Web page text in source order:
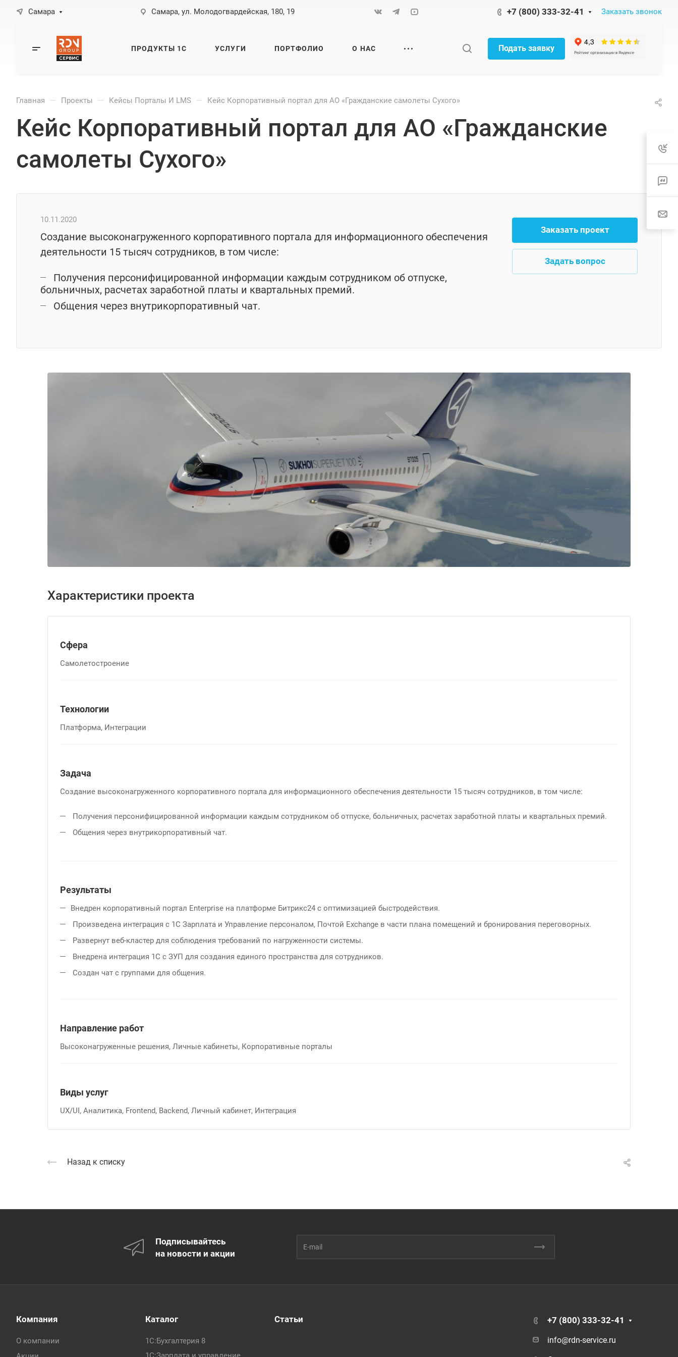
Самара Самара, ул. Молодогвардейская, 180, 19 +7 (800) 333-32-41 Заказать звонок
ПРОДУКТЫ 1С УСЛУГИ ПОРТФОЛИО О НАС Подать заявку
Главная — Проекты — Кейсы Порталы И LMS — Кейс Корпоративный портал для АО «Гражданские самолеты Сухого»
Кейс Корпоративный портал для АО «Гражданские
самолеты Сухого»
10.11.2020
Создание высоконагруженного корпоративного портала для информационного обеспечения
деятельности 15 тысяч сотрудников, в том числе:
Получения персонифицированной информации каждым сотрудником об отпуске,
больничных, расчетах заработной платы и квартальных премий.
Общения через внутрикорпоративный чат.
Заказать проект
Задать вопрос
Характеристики проекта
Сфера
Самолетостроение
Технологии
Платформа, Интеграции
Задача
Создание высоконагруженного корпоративного портала для информационного обеспечения деятельности 15 тысяч сотрудников, в том числе:
Получения персонифицированной информации каждым сотрудником об отпуске, больничных, расчетах заработной платы и квартальных премий.
Общения через внутрикорпоративный чат.
Результаты
Внедрен корпоративный портал Enterprise на платформе Битрикс24 с оптимизацией быстродействия.
Произведена интеграция с 1С Зарплата и Управление персоналом, Почтой Exchange в части плана помещений и бронирования переговорных.
Развернут веб-кластер для соблюдения требований по нагруженности системы.
Внедрена интеграция 1С с ЗУП для создания единого пространства для сотрудников.
Создан чат с группами для общения.
Направление работ
Высоконагруженные решения, Личные кабинеты, Корпоративные порталы
Виды услуг
UX/UI, Аналитика, Frontend, Backend, Личный кабинет, Интеграция
Назад к списку
Подписывайтесь
на новости и акции
Компания
О компании
Каталог
1С:Бухгалтерия 8
Статьи +7 (800) 333-32-41
info@rdn-service.ru